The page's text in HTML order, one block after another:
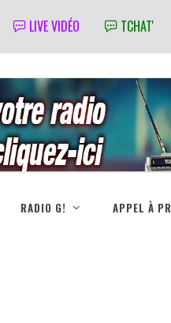
LIVE VIDÉO TCHAT'
RADIO G! APPEL À